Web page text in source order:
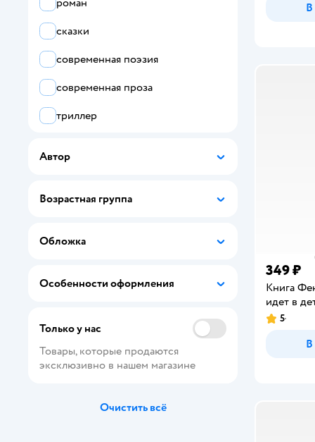
В
349 ₽
Книга
идет в
Рейтинг:
5
В
Belles Lettres
BertToys
Clever
Disney
doJoy
роман
сказки
современная поэзия
современная проза
триллер
фэнтези
Автор
Возрастная группа
Обложка
Особенности оформления
Только у нас
Товары, которые продаются
эксклюзивно в нашем магазине
Очистить всё